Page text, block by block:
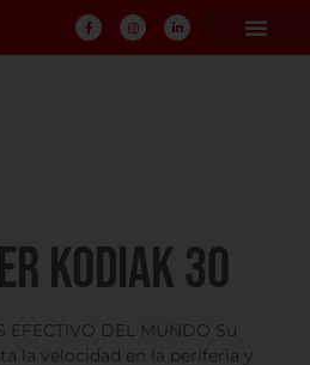
KODIAK 30
EFECTIVO DEL MUNDO Su
la velocidad en la periferia y